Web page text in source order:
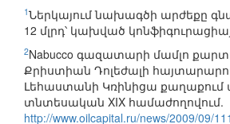
1Ներկայում նախագծի արժեքը
12 մլրդ՝ կախված
2Nabucco գազատարի մամլո
Քրիստիան Դոլեժալի
Լեհաստանի Կռինիցա
տնտեսական XIX համաժողովում.
http://www.oilcapital.ru/news/2009/09/